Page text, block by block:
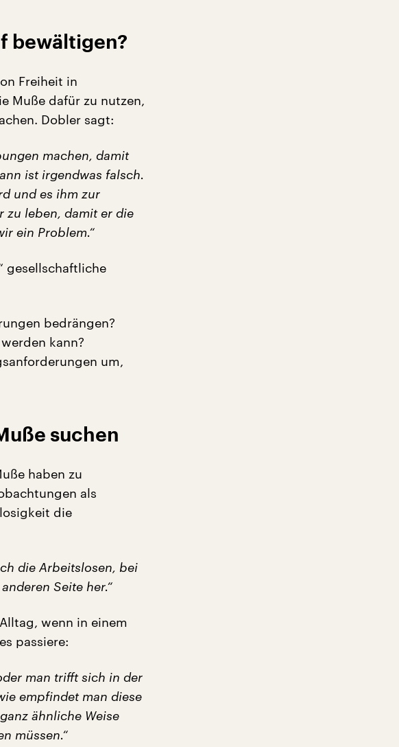
bewältigen?
Freiheit in
Muße dafür zu nutzen,
Dobler sagt:
machen, damit
ist irgendwas falsch.
und es ihm zur
zu leben, damit er die
ein Problem.“
gesellschaftliche
bedrängen?
kann?
um,
suchen
haben zu
als
die
die Arbeitslosen, bei
Seite her.“
wenn in einem
passiere:
man trifft sich in der
empfindet man diese
ähnliche Weise
müssen.“